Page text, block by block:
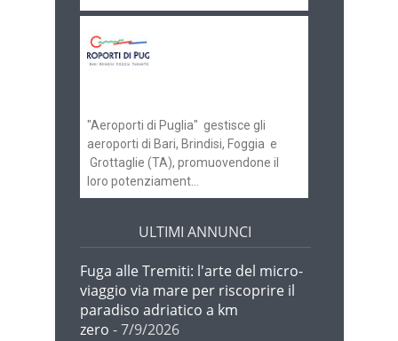
"Aeroporti di Puglia" gestisce gli
aeroporti di Bari, Brindisi, Foggia e
Grottaglie (TA), promuovendone il
loro potenziament...
ULTIMI ANNUNCI
Fuga alle Tremiti: l'arte del micro-
viaggio via mare per riscoprire il
paradiso adriatico a km
zero - 7/9/2026